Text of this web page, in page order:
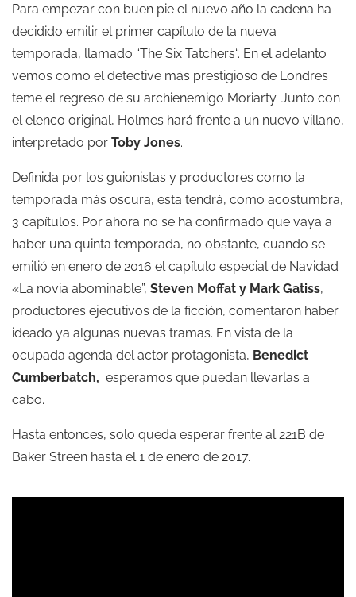
Para empezar con buen pie el nuevo año la cadena ha
decidido emitir el primer capítulo de la nueva
temporada, llamado “The Six Tatchers“. En el adelanto
vemos como el detective más prestigioso de Londres
teme el regreso de su archienemigo Moriarty. Junto con
el elenco original, Holmes hará frente a un nuevo villano,
interpretado por Toby Jones.
Definida por los guionistas y productores como la
temporada más oscura, esta tendrá, como acostumbra,
3 capítulos. Por ahora no se ha confirmado que vaya a
haber una quinta temporada, no obstante, cuando se
emitió en enero de 2016 el capítulo especial de Navidad
«La novia abominable”, Steven Moffat y Mark Gatiss,
productores ejecutivos de la ficción, comentaron haber
ideado ya algunas nuevas tramas. En vista de la
ocupada agenda del actor protagonista, Benedict
Cumberbatch, esperamos que puedan llevarlas a
cabo.
Hasta entonces, solo queda esperar frente al 221B de
Baker Streen hasta el 1 de enero de 2017.